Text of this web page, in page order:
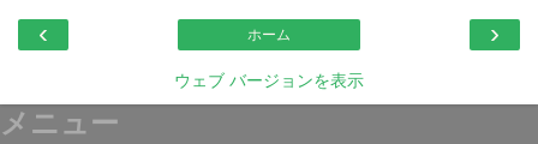
‹ ›
ホーム
ウェブ バージョンを表示
メニュー